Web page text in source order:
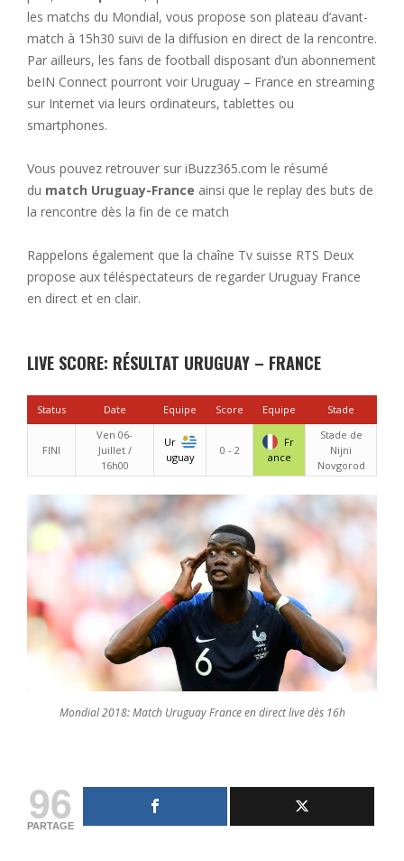
les matchs du Mondial, vous propose son plateau d’avant-
match à 15h30 suivi de la diffusion en direct de la rencontre.
Par ailleurs, les fans de football disposant d’un abonnement
beIN Connect pourront voir Uruguay – France en streaming
sur Internet via leurs ordinateurs, tablettes ou
smartphones.
Vous pouvez retrouver sur iBuzz365.com le résumé
du match Uruguay-France ainsi que le replay des buts de
la rencontre dès la fin de ce match
Rappelons également que la chaîne Tv suisse RTS Deux
propose aux téléspectateurs de regarder Uruguay France
en direct et en clair.
LIVE SCORE: RÉSULTAT URUGUAY – FRANCE
Status Date Equipe Score Equipe Stade
FINI
Ven 06-
Juillet /
16h00
Ur
uguay
0 - 2
Fr
ance
Stade de
Nijni
Novgorod
Mondial 2018: Match Uruguay France en direct live dès 16h
96
PARTAGE